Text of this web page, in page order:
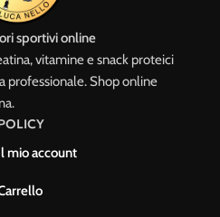
sportivi online
vitamine e snack proteici
professionale. Shop online
mio account